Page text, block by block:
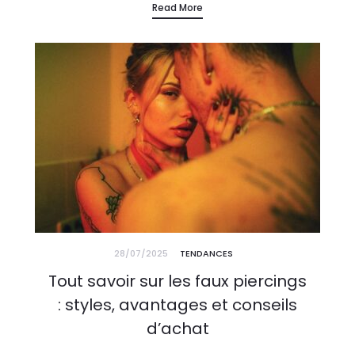
technologique séduisent un nombre…
Read More
28/07/2025 TENDANCES
Tout savoir sur les faux piercings
: styles, avantages et conseils
d’achat